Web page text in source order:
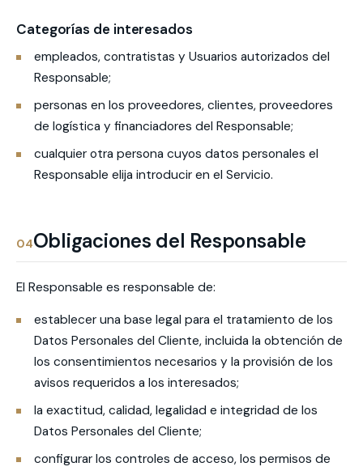
Categorías de interesados
empleados, contratistas y Usuarios autorizados del
Responsable;
personas en los proveedores, clientes, proveedores
de logística y financiadores del Responsable;
cualquier otra persona cuyos datos personales el
Responsable elija introducir en el Servicio.
04Obligaciones del Responsable
El Responsable es responsable de:
establecer una base legal para el tratamiento de los
Datos Personales del Cliente, incluida la obtención de
los consentimientos necesarios y la provisión de los
avisos requeridos a los interesados;
la exactitud, calidad, legalidad e integridad de los
Datos Personales del Cliente;
configurar los controles de acceso, los permisos de